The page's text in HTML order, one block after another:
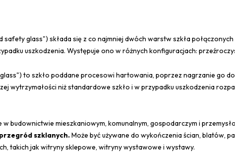
safety glass") składa się z co najmniej dwóch warstw szkła
uszkodzenia. Występuje ono w różnych konfiguracjach:
to szkło poddane procesowi hartowania, poprzez nagrzanie go
wytrzymałości niż standardowe szkło i w przypadku uszkodzenia
budownictwie mieszkaniowym, komunalnym, gospodarczym i
szklanych.Może być używane do wykończenia ścian, blatów,
takich jak witryny sklepowe, witryny wystawowe i wystawy.